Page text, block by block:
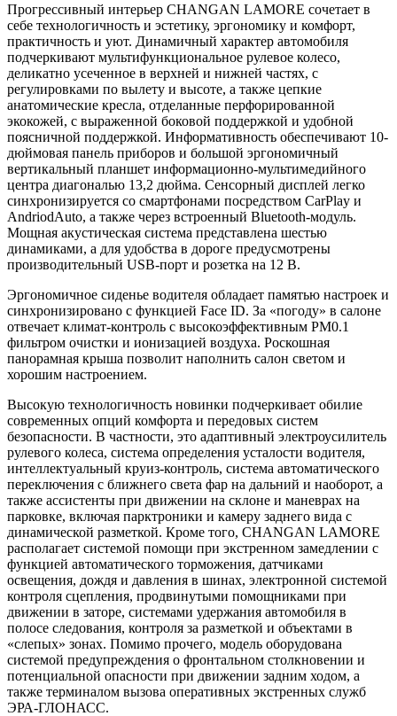
Прогрессивный интерьер CHANGAN LAMORE сочетает в
себе технологичность и эстетику, эргономику и комфорт,
практичность и уют. Динамичный характер автомобиля
подчеркивают мультифункциональное рулевое колесо,
деликатно усеченное в верхней и нижней частях, с
регулировками по вылету и высоте, а также цепкие
анатомические кресла, отделанные перфорированной
экокожей, с выраженной боковой поддержкой и удобной
поясничной поддержкой. Информативность обеспечивают 10-
дюймовая панель приборов и большой эргономичный
вертикальный планшет информационно-мультимедийного
центра диагональю 13,2 дюйма. Сенсорный дисплей легко
синхронизируется со смартфонами посредством CarPlay и
AndriodAuto, а также через встроенный Bluetooth-модуль.
Мощная акустическая система представлена шестью
динамиками, а для удобства в дороге предусмотрены
производительный USB-порт и розетка на 12 В.
Эргономичное сиденье водителя обладает памятью настроек и
синхронизировано с функцией Face ID. За «погоду» в салоне
отвечает климат-контроль с высокоэффективным PM0.1
фильтром очистки и ионизацией воздуха. Роскошная
панорамная крыша позволит наполнить салон светом и
хорошим настроением.
Высокую технологичность новинки подчеркивает обилие
современных опций комфорта и передовых систем
безопасности. В частности, это адаптивный электроусилитель
рулевого колеса, система определения усталости водителя,
интеллектуальный круиз-контроль, система автоматического
переключения с ближнего света фар на дальний и наоборот, а
также ассистенты при движении на склоне и маневрах на
парковке, включая парктроники и камеру заднего вида с
динамической разметкой. Кроме того, CHANGAN LAMORE
располагает системой помощи при экстренном замедлении с
функцией автоматического торможения, датчиками
освещения, дождя и давления в шинах, электронной системой
контроля сцепления, продвинутыми помощниками при
движении в заторе, системами удержания автомобиля в
полосе следования, контроля за разметкой и объектами в
«слепых» зонах. Помимо прочего, модель оборудована
системой предупреждения о фронтальном столкновении и
потенциальной опасности при движении задним ходом, а
также терминалом вызова оперативных экстренных служб
ЭРА-ГЛОНАСС.